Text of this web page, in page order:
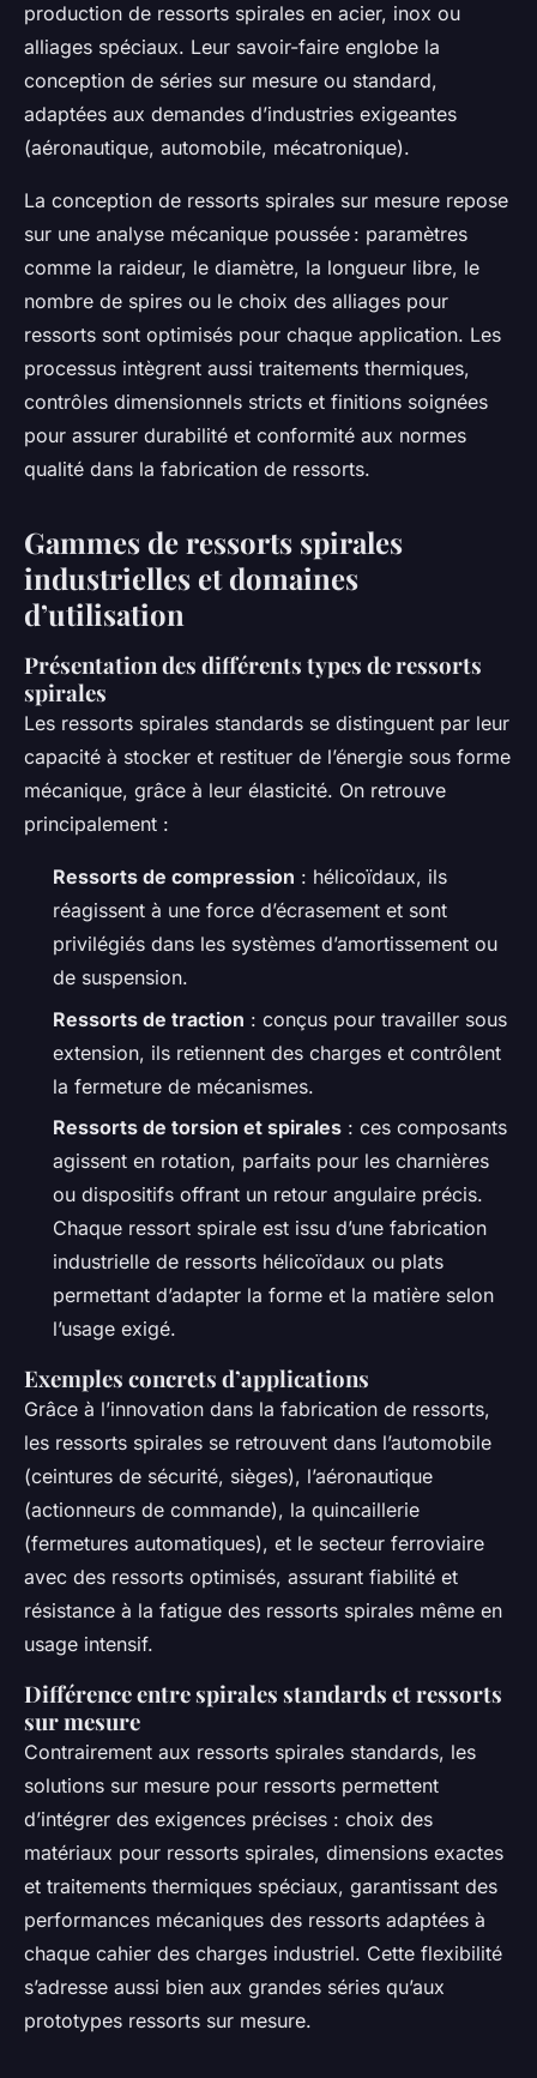
production de ressorts spirales en acier, inox ou
alliages spéciaux. Leur savoir-faire englobe la
conception de séries sur mesure ou standard,
adaptées aux demandes d’industries exigeantes
(aéronautique, automobile, mécatronique).
La conception de ressorts spirales sur mesure repose
sur une analyse mécanique poussée : paramètres
comme la raideur, le diamètre, la longueur libre, le
nombre de spires ou le choix des alliages pour
ressorts sont optimisés pour chaque application. Les
processus intègrent aussi traitements thermiques,
contrôles dimensionnels stricts et finitions soignées
pour assurer durabilité et conformité aux normes
qualité dans la fabrication de ressorts.
Gammes de ressorts spirales
industrielles et domaines
d’utilisation
Présentation des différents types de ressorts
spirales
Les ressorts spirales standards se distinguent par leur
capacité à stocker et restituer de l’énergie sous forme
mécanique, grâce à leur élasticité. On retrouve
principalement :
Ressorts de compression : hélicoïdaux, ils
réagissent à une force d’écrasement et sont
privilégiés dans les systèmes d’amortissement ou
de suspension.
Ressorts de traction : conçus pour travailler sous
extension, ils retiennent des charges et contrôlent
la fermeture de mécanismes.
Ressorts de torsion et spirales : ces composants
agissent en rotation, parfaits pour les charnières
ou dispositifs offrant un retour angulaire précis.
Chaque ressort spirale est issu d’une fabrication
industrielle de ressorts hélicoïdaux ou plats
permettant d’adapter la forme et la matière selon
l’usage exigé.
Exemples concrets d’applications
Grâce à l’innovation dans la fabrication de ressorts,
les ressorts spirales se retrouvent dans l’automobile
(ceintures de sécurité, sièges), l’aéronautique
(actionneurs de commande), la quincaillerie
(fermetures automatiques), et le secteur ferroviaire
avec des ressorts optimisés, assurant fiabilité et
résistance à la fatigue des ressorts spirales même en
usage intensif.
Différence entre spirales standards et ressorts
sur mesure
Contrairement aux ressorts spirales standards, les
solutions sur mesure pour ressorts permettent
d’intégrer des exigences précises : choix des
matériaux pour ressorts spirales, dimensions exactes
et traitements thermiques spéciaux, garantissant des
performances mécaniques des ressorts adaptées à
chaque cahier des charges industriel. Cette flexibilité
s’adresse aussi bien aux grandes séries qu’aux
prototypes ressorts sur mesure.